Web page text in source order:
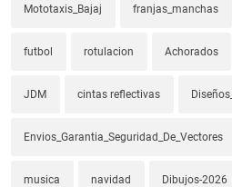
Mototaxis_Bajaj franjas_manchas
futbol rotulacion Achorados
JDM cintas reflectivas
Envios_Garantia_Seguridad_De_Vectores
musica navidad Dibujos-2026